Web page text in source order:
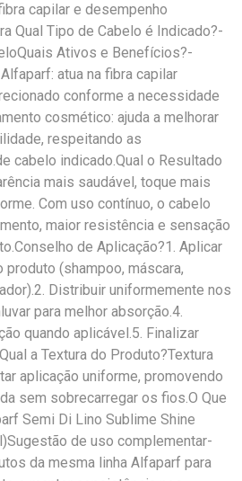
capilar e desempenho
Qual Tipo de Cabelo é Indicado?-
Ativos e Benefícios?-
atua na fibra capilar
conforme a necessidade
cosmético: ajuda a melhorar
respeitando as
cabelo indicado.Qual o Resultado
mais saudável, toque mais
Com uso contínuo, o cabelo
maior resistência e sensação
de Aplicação?1. Aplicar
(shampoo, máscara,
Distribuir uniformemente nos
para melhor absorção.4.
quando aplicável.5. Finalizar
a Textura do Produto?Textura
aplicação uniforme, promovendo
sem sobrecarregar os fios.O Que
Semi Di Lino Sublime Shine
de uso complementar-
da mesma linha Alfaparf para